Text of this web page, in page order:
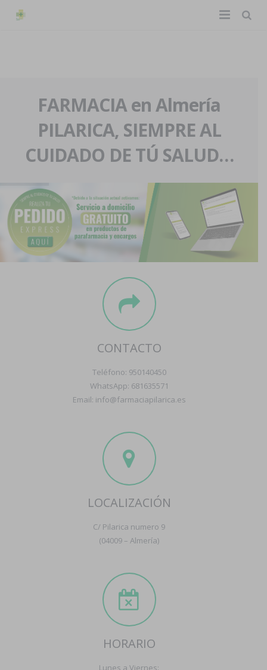
La farmacia
Nuestra historia
Nuestro equipo
Eventos
Servicios y reservas
Pedidos express
Blog
Contacto
Boletín
FARMACIA en Almería
PILARICA, SIEMPRE AL
CUIDADO DE TÚ SALUD…
CONTACTO
Teléfono: 950140450
WhatsApp: 681635571
Email: info@farmaciapilarica.es
LOCALIZACIÓN
C/ Pilarica numero 9
(04009 – Almería)
HORARIO
Lunes a Viernes: